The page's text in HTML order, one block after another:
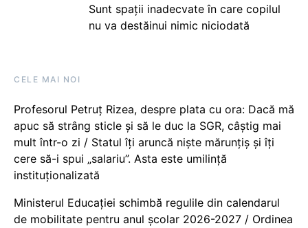
Sunt spații inadecvate în care copilul
nu va destăinui nimic niciodată
CELE MAI NOI
Profesorul Petruț Rizea, despre plata cu ora: Dacă mă
apuc să strâng sticle și să le duc la SGR, câștig mai
mult într-o zi / Statul îți aruncă niște mărunțiș și îți
cere să-i spui „salariu”. Asta este umilință
instituționalizată
Ministerul Educației schimbă regulile din calendarul
de mobilitate pentru anul școlar 2026-2027 / Ordinea